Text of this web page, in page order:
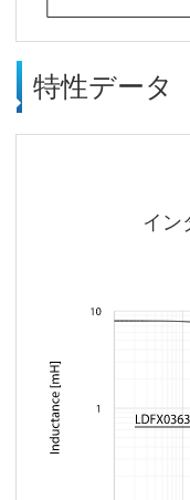
特性データ
イン